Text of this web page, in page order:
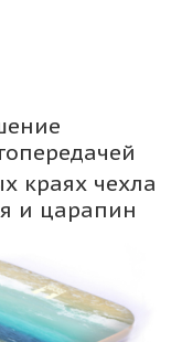
краях чехла
и царапин